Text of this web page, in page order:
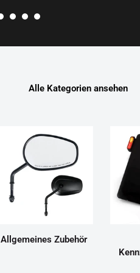
Alle Kategorien ansehen
Allgemeines Zubehör